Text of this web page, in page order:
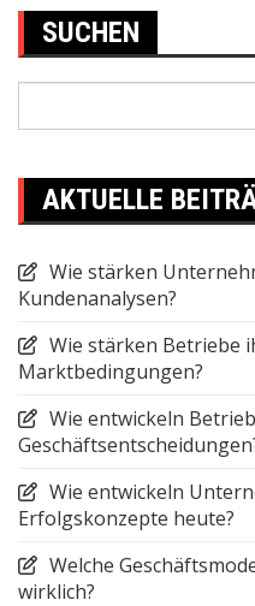
SUCHEN
AKTUELLE
Wie stärken
Kundenanalysen?
Wie stärken Betriebe
Marktbedingungen?
Wie entwickeln
Wie entwickeln
Erfolgskonzepte heute?
Welche
wirklich?